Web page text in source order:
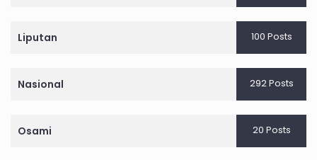
Liputan 100 Posts
Nasional 292 Posts
Osami 20 Posts